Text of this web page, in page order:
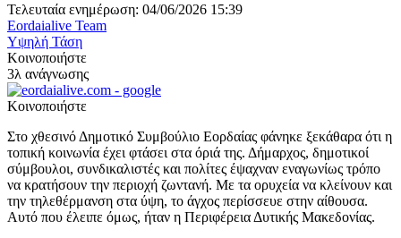
Τελευταία ενημέρωση: 04/06/2026 15:39
Eordaialive Team
Υψηλή Τάση
Κοινοποιήστε
3λ ανάγνωσης
Κοινοποιήστε
Στο χθεσινό Δημοτικό Συμβούλιο Εορδαίας φάνηκε ξεκάθαρα ότι η
τοπική κοινωνία έχει φτάσει στα όριά της. Δήμαρχος, δημοτικοί
σύμβουλοι, συνδικαλιστές και πολίτες έψαχναν εναγωνίως τρόπο
να κρατήσουν την περιοχή ζωντανή. Με τα ορυχεία να κλείνουν και
την τηλεθέρμανση στα ύψη, το άγχος περίσσευε στην αίθουσα.
Αυτό που έλειπε όμως, ήταν η Περιφέρεια Δυτικής Μακεδονίας.